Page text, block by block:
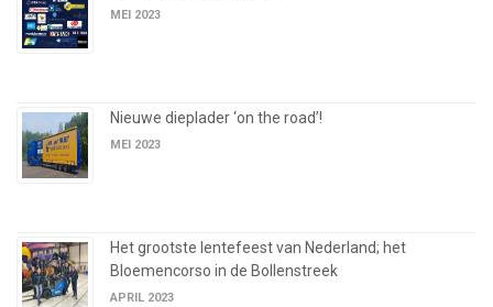
MEI 2023
Nieuwe dieplader ‘on the road’!
MEI 2023
Het grootste lentefeest van Nederland; het
Bloemencorso in de Bollenstreek
APRIL 2023